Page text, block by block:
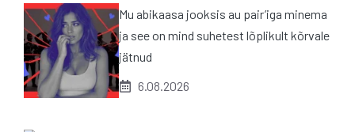
Mu abikaasa jooksis au pair’iga minema
ja see on mind suhetest lõplikult kõrvale
jätnud
6.08.2026